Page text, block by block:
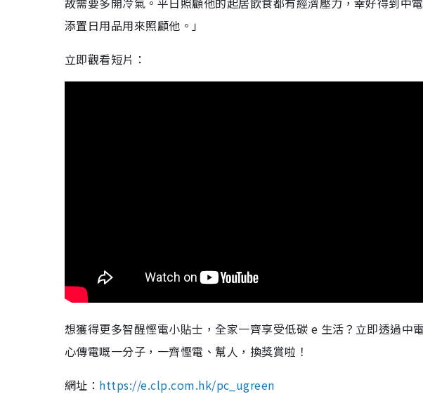
添置日用品用來照顧他。」
立即觀看短片：
想獲得更多智醒慳電小貼士，全家一齊享受低碳 e 生活？立即透過中
心傳電嘅一分子，一齊慳電、幫人，換獎賞啦！
網址： https://e.clp.com.hk/pc_ugreen